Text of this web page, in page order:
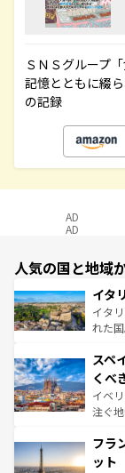
ＳＮＳグループ
記憶とともに綴
の記録
AD
AD
人気の国と地域
イタ
イタ
れた国
ろん
景な
ピザ
でき
なお
しい。
スペ
くべ
イベ
注ぐ
文化
れる
フラ
ット